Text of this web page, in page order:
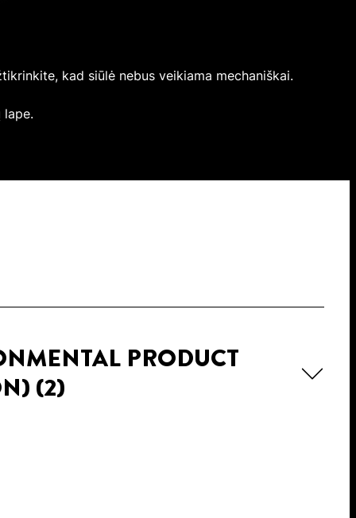
kad siūlė nebus veikiama mechaniškai.
lape.
PRODUCT
(2)